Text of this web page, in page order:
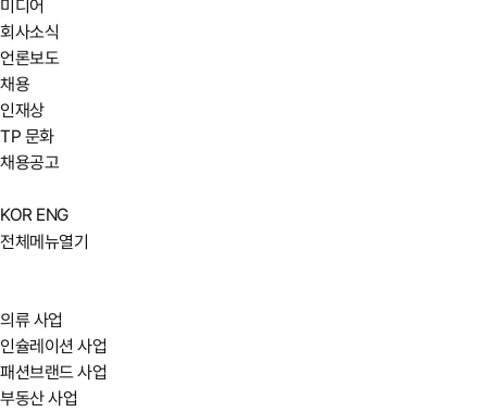
미디어
회사소식
언론보도
채용
인재상
TP 문화
채용공고
KOR ENG
전체메뉴열기
의류 사업
인슐레이션 사업
패션브랜드 사업
부동산 사업